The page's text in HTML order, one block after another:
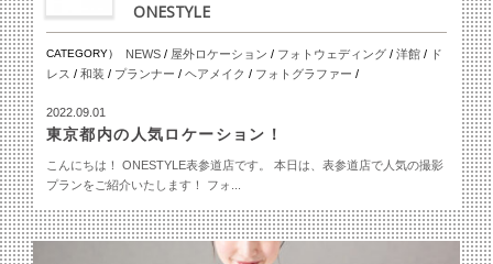
ONESTYLE
CATEGORY） NEWS/ 屋外ロケーション / フォトウェディング/ 洋館/ ド
レス / 和装 / プランナー / ヘアメイク / フォトグラファー /
2022.09.01
東京都内の人気ロケーション！
こんにちは！ ONESTYLE表参道店です。 本日は、表参道店で人気の撮影
プランをご紹介いたします！ フォ...